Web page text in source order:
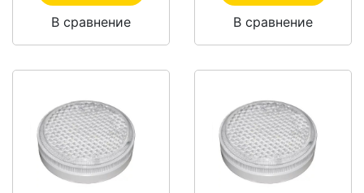
В сравнение
В сравнение